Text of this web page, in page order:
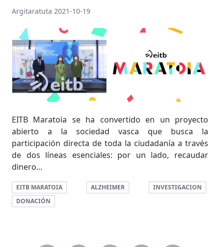
Argitaratuta 2021-10-19
EITB Maratoia se ha convertido en un proyecto
abierto a la sociedad vasca que busca la
participación directa de toda la ciudadanía a través
de dos líneas esenciales: por un lado, recaudar
dinero...
EITB MARATOIA ALZHEIMER
INVESTIGACION
DONACIÓN